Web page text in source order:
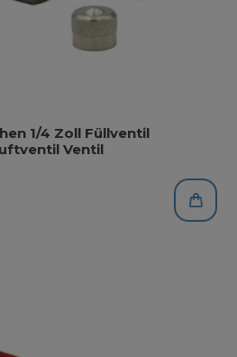
1/4 Zoll Füllventil
Ventil